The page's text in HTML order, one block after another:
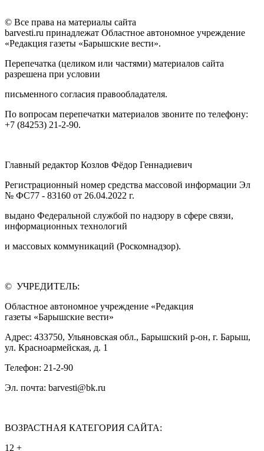
© Все права на материалы сайта
barvesti.ru принадлежат Областное автономное учреждение
«Редакция газеты «Барышские вести».
Перепечатка (целиком или частями) материалов сайта
разрешена при условии
письменного согласия правообладателя.
По вопросам перепечатки материалов звоните по телефону:
+7 (84253) 21-2-90.
Главный редактор Козлов Фёдор Геннадиевич
Регистрационный номер средства массовой информации Эл
№ ФС77 - 83160 от 26.04.2022 г.
выдано Федеральной службой по надзору в сфере связи,
информационных технологий
и массовых коммуникаций (Роскомнадзор).
© УЧРЕДИТЕЛЬ:
Областное автономное учреждение «Редакция
газеты «Барышские вести»
Адрес: 433750, Ульяновская обл., Барышский р-он, г. Барыш,
ул. Красноармейская, д. 1
Телефон: 21-2-90
Эл. почта: barvesti@bk.ru
ВОЗРАСТНАЯ КАТЕГОРИЯ САЙТА:
12 +